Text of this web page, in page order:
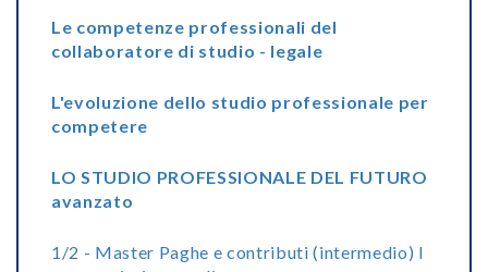
Le competenze professionali del
collaboratore di studio - legale
L'evoluzione dello studio professionale per
competere
LO STUDIO PROFESSIONALE DEL FUTURO
avanzato
1/2 - Master Paghe e contributi (intermedio) I